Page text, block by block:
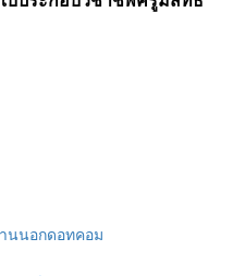
นนอกดอทคอม